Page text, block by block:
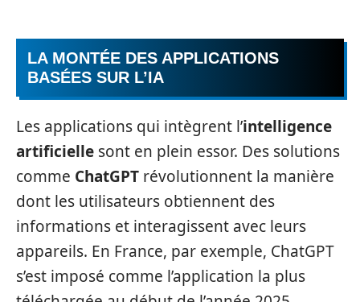
LA MONTÉE DES APPLICATIONS
BASÉES SUR L’IA
Les applications qui intègrent l’intelligence
artificielle sont en plein essor. Des solutions
comme ChatGPT révolutionnent la manière
dont les utilisateurs obtiennent des
informations et interagissent avec leurs
appareils. En France, par exemple, ChatGPT
s’est imposé comme l’application la plus